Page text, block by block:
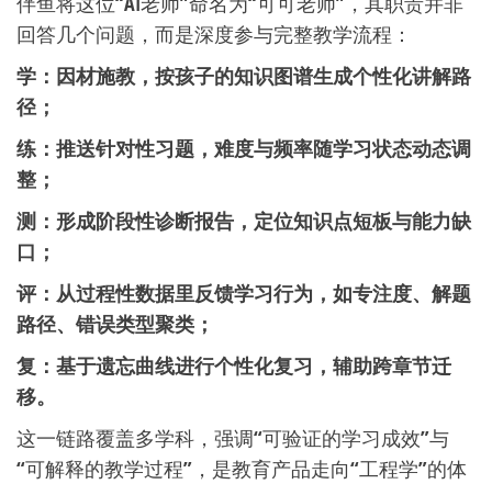
回答几个问题，而是深度参与完整教学流程：
学：因材施教，按孩子的知识图谱生成个性化讲解路
径；
练：推送针对性习题，难度与频率随学习状态动态调
整；
测：形成阶段性诊断报告，定位知识点短板与能力缺
口；
评：从过程性数据里反馈学习行为，如专注度、解题
路径、错误类型聚类；
复：基于遗忘曲线进行个性化复习，辅助跨章节迁
移。
这一链路覆盖多学科，强调“可验证的学习成效”与
“可解释的教学过程”，是教育产品走向“工程学”的体